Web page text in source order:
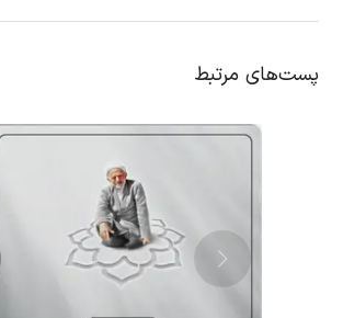
پست‌های مرتبط